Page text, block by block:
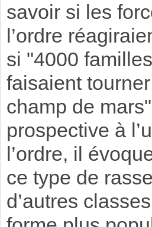
savoir si les
l’ordre
si "4000
faisaient
champ de
prospective à
l’ordre, il
ce type de
d’autres